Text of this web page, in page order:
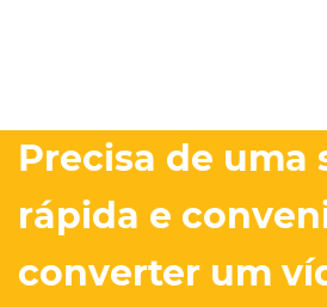
Precisa de uma
rápida e
converter um